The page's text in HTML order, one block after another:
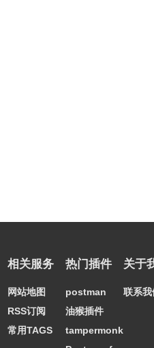
相关服务
网站地图
RSS订阅
常用TAGS
热门插件
postman
油猴插件
tampermonkey
关于
联系我